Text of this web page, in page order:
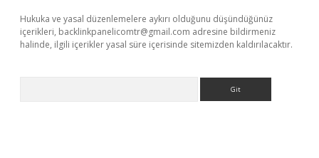
Hukuka ve yasal düzenlemelere aykırı olduğunu düşündüğünüz
içerikleri, backlinkpanelicomtr@gmail.com adresine bildirmeniz
halinde, ilgili içerikler yasal süre içerisinde sitemizden kaldırılacaktır.